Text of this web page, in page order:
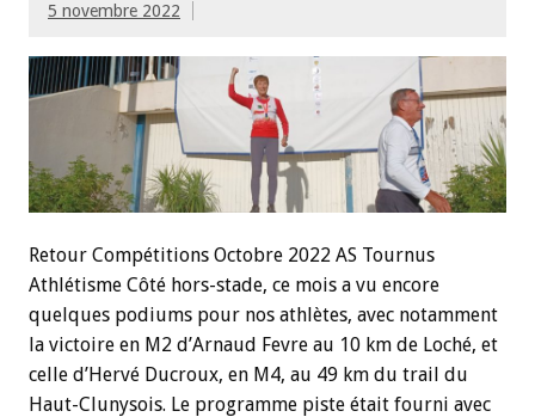
5 novembre 2022
Retour Compétitions Octobre 2022 AS Tournus
Athlétisme Côté hors-stade, ce mois a vu encore
quelques podiums pour nos athlètes, avec notamment
la victoire en M2 d’Arnaud Fevre au 10 km de Loché, et
celle d’Hervé Ducroux, en M4, au 49 km du trail du
Haut-Clunysois. Le programme piste était fourni avec